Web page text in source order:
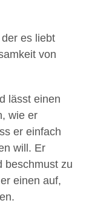
es liebt
von
lässt einen
wie er
er einfach
will. Er
beschmust zu
einen auf,